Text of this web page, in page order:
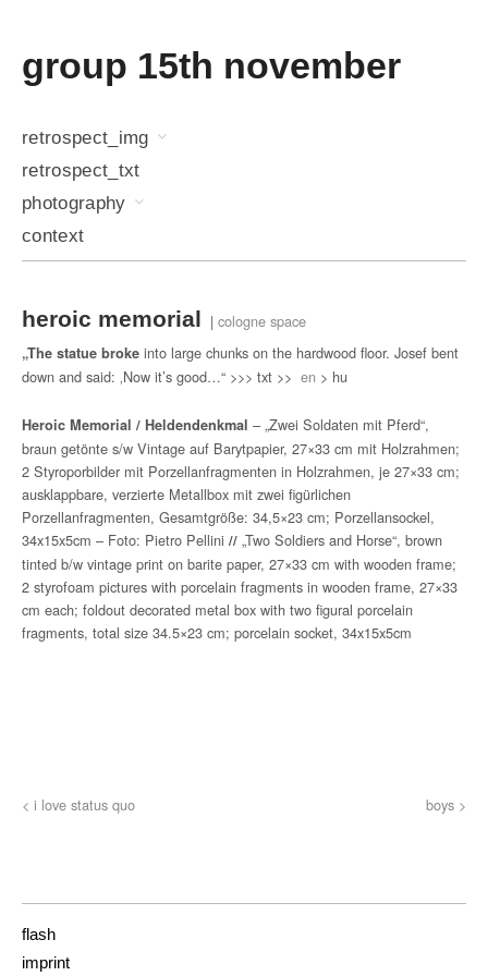
group 15th november
retrospect_img
retrospect_txt
photography
context
heroic memorial | cologne space
„The statue broke into large chunks on the hardwood floor. Josef bent
down and said: ‚Now it’s good…“ >>> txt >> en > hu
Heroic Memorial / Heldendenkmal – „Zwei Soldaten mit Pferd“,
braun getönte s/w Vintage auf Barytpapier, 27×33 cm mit Holzrahmen;
2 Styroporbilder mit Porzellanfragmenten in Holzrahmen, je 27×33 cm;
ausklappbare, verzierte Metallbox mit zwei figürlichen
Porzellanfragmenten, Gesamtgröße: 34,5×23 cm; Porzellansockel,
34x15x5cm – Foto: Pietro Pellini // „Two Soldiers and Horse“, brown
tinted b/w vintage print on barite paper, 27×33 cm with wooden frame;
2 styrofoam pictures with porcelain fragments in wooden frame, 27×33
cm each; foldout decorated metal box with two figural porcelain
fragments, total size 34.5×23 cm; porcelain socket, 34x15x5cm
< i love status quo boys >
flash
imprint